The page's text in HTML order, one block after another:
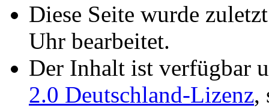
Diese Seite wurde
Uhr bearbeitet.
Der Inhalt ist verfügbar
2.0 Deutschland-Lizenz,